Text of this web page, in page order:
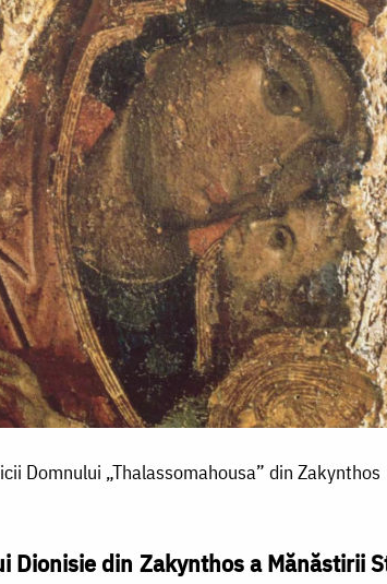
Domnului „Thalassomahousa” din Zakynthos
Dionisie din Zakynthos a Mănăstirii